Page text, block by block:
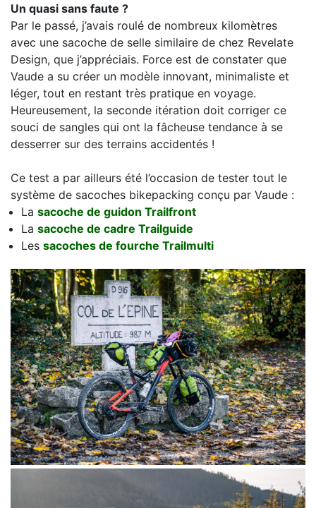
Un quasi sans faute ?
Par le passé, j’avais roulé de nombreux kilomètres
avec une sacoche de selle similaire de chez Revelate
Design, que j’appréciais. Force est de constater que
Vaude a su créer un modèle innovant, minimaliste et
léger, tout en restant très pratique en voyage.
Heureusement, la seconde itération doit corriger ce
souci de sangles qui ont la fâcheuse tendance à se
desserrer sur des terrains accidentés !
Ce test a par ailleurs été l’occasion de tester tout le
système de sacoches bikepacking conçu par Vaude :
La sacoche de guidon Trailfront
La sacoche de cadre Trailguide
Les sacoches de fourche Trailmulti